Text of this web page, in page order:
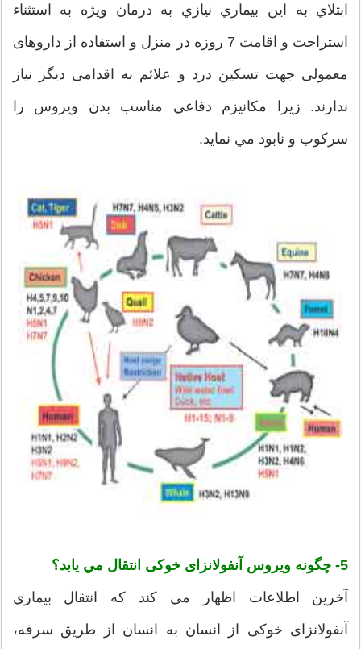
ابتلاي به اين بيماري نيازي به درمان ویژه به استثناء
استراحت و اقامت 7 روزه در منزل و استفاده از داروهای
معمولی جهت تسکین درد و علائم به اقدامی دیگر نیاز
ندارند. زيرا مكانيزم دفاعي مناسب بدن ويروس را
سركوب و نابود مي نمايد.
5- چگونه ويروس آنفولانزای خوکی انتقال مي يابد؟
آخرين اطلاعات اظهار مي كند که انتقال بيماري
آنفولانزای خوکی از انسان به انسان از طريق سرفه،